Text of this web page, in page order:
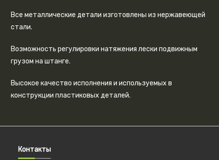
Все металлические детали изготовлены из нержавеющей
стали.
Возможность регулировки натяжения лески подвижным
грузом на штанге.
Высокое качество исполнения и используемых в
конструкции пластиковых деталей.
Контакты